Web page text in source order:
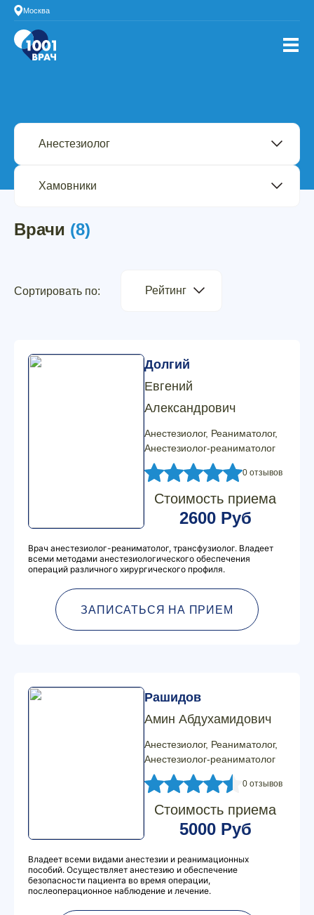
Москва
Врачи (8)
Сортировать по: Рейтинг
Долгий
Евгений
Александрович
Анестезиолог, Реаниматолог,
Анестезиолог-реаниматолог
0 отзывов
Стоимость приема
2600 Руб
Врач анестезиолог-реаниматолог, трансфузиолог. Владеет
всеми методами анестезиологического обеспечения
операций различного хирургического профиля.
ЗАПИСАТЬСЯ НА ПРИЕМ
Рашидов
Амин Абдухамидович
Анестезиолог, Реаниматолог,
Анестезиолог-реаниматолог
0 отзывов
Стоимость приема
5000 Руб
Владеет всеми видами анестезии и реанимационных
пособий. Осуществляет анестезию и обеспечение
безопасности пациента во время операции,
послеоперационное наблюдение и лечение.